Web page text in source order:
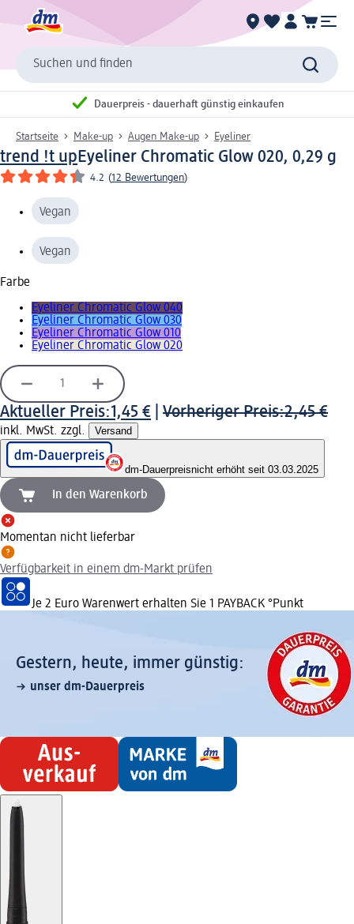
Suchen und finden
Dauerpreis - dauerhaft günstig einkaufen
Startseite Make-up Augen Make-up Eyeliner
trend !t upEyeliner Chromatic Glow 020, 0,29 g
4.2 (12 Bewertungen)
Vegan
Vegan
Farbe
Eyeliner Chromatic Glow 040
Eyeliner Chromatic Glow 030
Eyeliner Chromatic Glow 010
Eyeliner Chromatic Glow 020
Aktueller Preis:1,45 € Vorheriger Preis:2,45 €
inkl. MwSt. zzgl. Versand
dm-Dauerpreisnicht erhöht seit 03.03.2025
In den Warenkorb
Momentan nicht lieferbar
Verfügbarkeit in einem dm-Markt prüfen
Je 2 Euro Warenwert erhalten Sie 1 PAYBACK °Punkt
Gestern, heute, immer günstig:
unser dm-Dauerpreis